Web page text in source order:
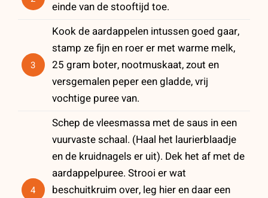
einde van de stooftijd toe.
3
Kook de aardappelen intussen goed gaar,
stamp ze fijn en roer er met warme melk,
25 gram boter, nootmuskaat, zout en
versgemalen peper een gladde, vrij
vochtige puree van.
4
Schep de vleesmassa met de saus in een
vuurvaste schaal. (Haal het laurierblaadje
en de kruidnagels er uit). Dek het af met de
aardappelpuree. Strooi er wat
beschuitkruim over, leg hier en daar een